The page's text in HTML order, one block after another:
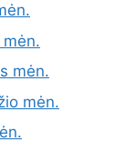
mėn.
mėn.